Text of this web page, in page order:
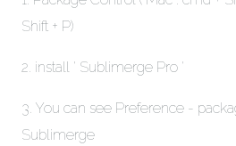
Shift + P)
2. install ' Sublimerge Pro '
3. You can see Preference -
Sublimerge